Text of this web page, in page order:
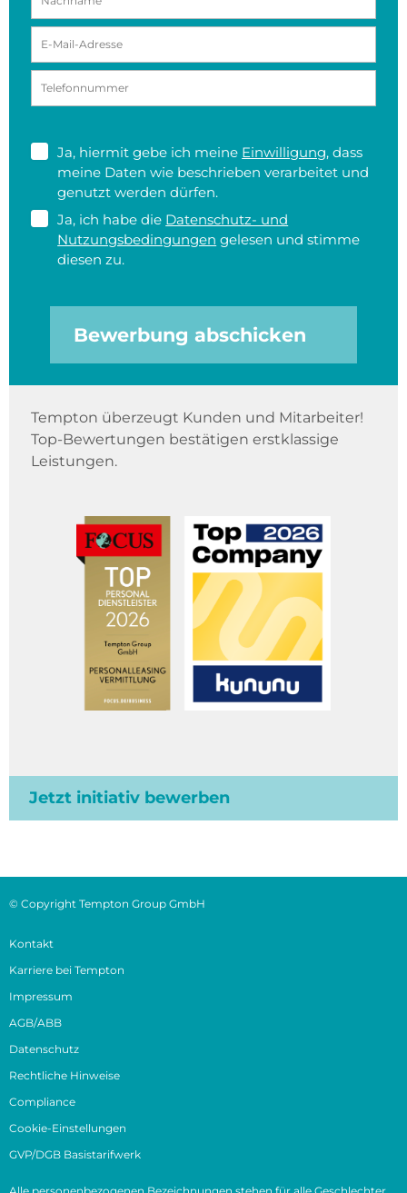
Ja, hiermit gebe ich meine Einwilligung, dass
meine Daten wie beschrieben verarbeitet und
genutzt werden dürfen.
Ja, ich habe die Datenschutz- und
Nutzungsbedingungen gelesen und stimme
diesen zu.
Bewerbung abschicken
Tempton überzeugt Kunden und Mitarbeiter!
Top-Bewertungen bestätigen erstklassige
Leistungen.
Jetzt initiativ bewerben
© Copyright Tempton Group GmbH
Kontakt
Karriere bei Tempton
Impressum
AGB/ABB
Datenschutz
Rechtliche Hinweise
Compliance
Cookie-Einstellungen
GVP/DGB Basistarifwerk